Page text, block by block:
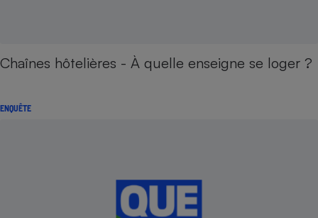
Chaînes hôtelières - À quelle enseigne se loger ?
ENQUÊTE